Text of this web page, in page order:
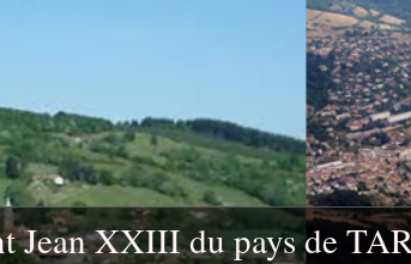
Jean XXIII du pays de